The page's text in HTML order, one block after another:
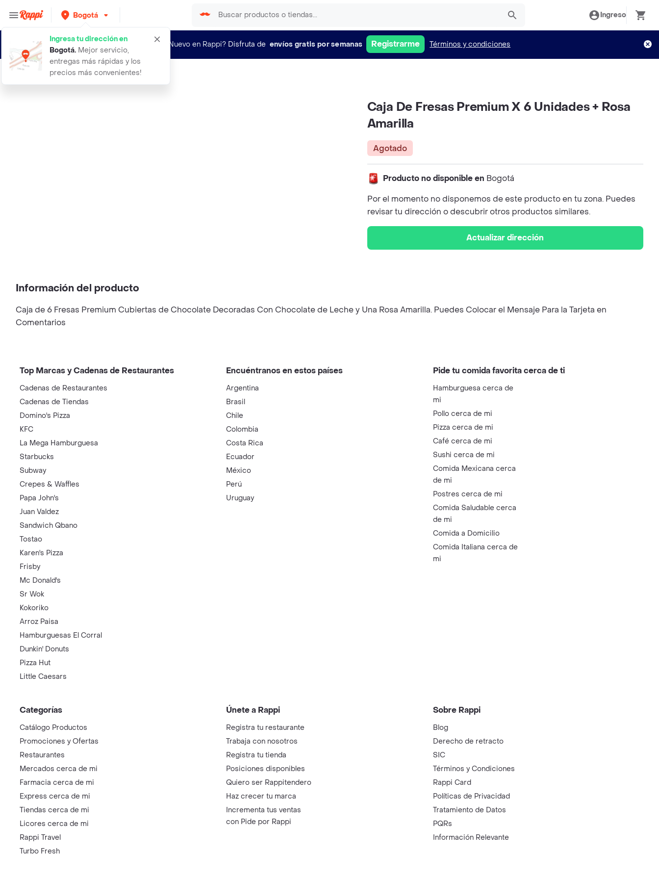
Bogotá
Ingresa tu dirección en
Bogotá. Mejor servicio,
entregas más rápidas y los
precios más convenientes!
Ingreso
¿Nuevo en Rappi? Disfruta de envíos gratis por semanas Registrarme Términos y condiciones
caja de fresas premium x 6 unidades
Caja De Fresas Premium X 6 Unidades + Rosa
Amarilla
Agotado
Producto no disponible en Bogotá
Por el momento no disponemos de este producto en tu zona. Puedes
revisar tu dirección o descubrir otros productos similares.
Actualizar dirección
Información del producto
Caja de 6 Fresas Premium Cubiertas de Chocolate Decoradas Con Chocolate de Leche y Una Rosa Amarilla. Puedes Colocar el Mensaje Para la Tarjeta en
Comentarios
Top Marcas y Cadenas de Restaurantes
Cadenas de Restaurantes
Cadenas de Tiendas
Domino's Pizza
KFC
La Mega Hamburguesa
Starbucks
Subway
Crepes & Waffles
Papa John's
Juan Valdez
Sandwich Qbano
Tostao
Karen's Pizza
Frisby
Mc Donald's
Sr Wok
Kokoriko
Arroz Paisa
Hamburguesas El Corral
Dunkin' Donuts
Pizza Hut
Little Caesars
Encuéntranos en estos países
Argentina
Brasil
Chile
Colombia
Costa Rica
Ecuador
México
Perú
Uruguay
Pide tu comida favorita cerca de ti
Hamburguesa cerca de
mi
Pollo cerca de mi
Pizza cerca de mi
Café cerca de mi
Sushi cerca de mi
Comida Mexicana cerca
de mi
Postres cerca de mi
Comida Saludable cerca
de mi
Comida a Domicilio
Comida Italiana cerca de
mi
Categorías
Catálogo Productos
Promociones y Ofertas
Restaurantes
Mercados cerca de mi
Farmacia cerca de mi
Express cerca de mi
Tiendas cerca de mi
Licores cerca de mi
Rappi Travel
Turbo Fresh
Únete a Rappi
Registra tu restaurante
Trabaja con nosotros
Registra tu tienda
Posiciones disponibles
Quiero ser Rappitendero
Haz crecer tu marca
Incrementa tus ventas
con Pide por Rappi
Sobre Rappi
Blog
Derecho de retracto
SIC
Términos y Condiciones
Rappi Card
Políticas de Privacidad
Tratamiento de Datos
PQRs
Información Relevante